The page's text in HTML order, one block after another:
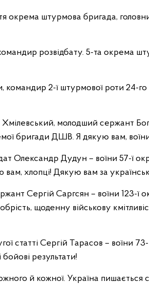
окрема штурмова бригада,
розвідбату. 5-та окрема
2-ї штурмової роти 24-
молодший сержант
бригади ДШВ. Я дякую вам,
Олександр Дудун – воїни 57-ї
вам, хлопці! Дякую вам за
Сергій Саргсян – воїни 123-ї
щоденну військову
статті Сергій Тарасов – воїни
результати!
й кожної. Україна пишається